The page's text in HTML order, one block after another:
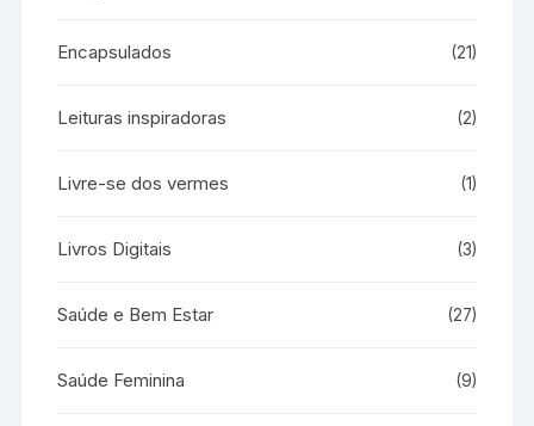
Encapsulados (21)
Leituras inspiradoras (2)
Livre-se dos vermes (1)
Livros Digitais (3)
Saúde e Bem Estar (27)
Saúde Feminina (9)